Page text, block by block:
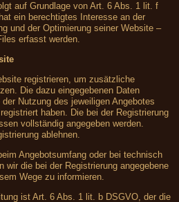
auf Grundlage von Art. 6 Abs. 1 lit. f
ein berechtigtes Interesse an der
und der Optimierung seiner Website –
erfasst werden.
registrieren, um zusätzliche
Die dazu eingegebenen Daten
Nutzung des jeweiligen Angebotes
haben. Die bei der Registrierung
vollständig angegeben werden.
ablehnen.
Angebotsumfang oder bei technisch
wir die bei der Registrierung angegebene
Wege zu informieren.
ist Art. 6 Abs. 1 lit. b DSGVO, der die